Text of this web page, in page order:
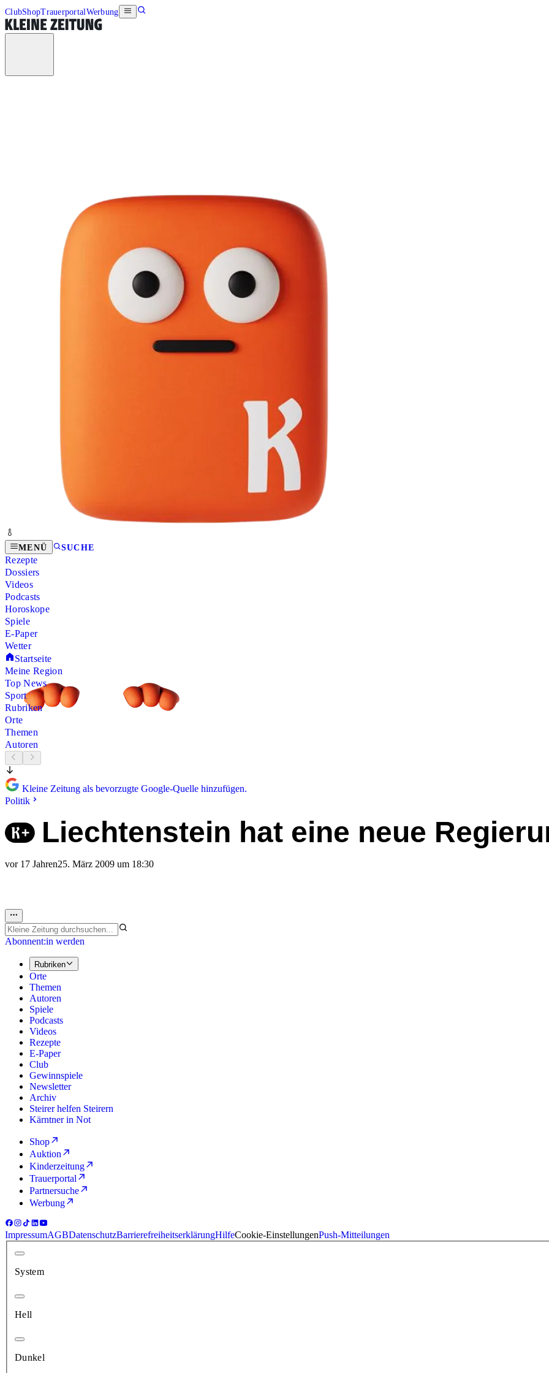
ClubShopTrauerportalWerbung
MENÜ SUCHE
Rezepte
Dossiers
Videos
Podcasts
Horoskope
Spiele
E-Paper
Wetter
Startseite
Meine Region
Top News
Sport
Rubriken
Orte
Themen
Autoren
Kleine Zeitung als bevorzugte Google-Quelle hinzufügen.
Politik
Liechtenstein hat eine neue
vor 17 Jahren25. März 2009 um 18:30
Abonnent:in werden
Rubriken
Orte
Themen
Autoren
Spiele
Podcasts
Videos
Rezepte
E-Paper
Club
Gewinnspiele
Newsletter
Archiv
Steirer helfen Steirern
Kärntner in Not
Shop
Auktion
Kinderzeitung
Trauerportal
Partnersuche
Werbung
ImpressumAGBDatenschutzBarrierefreiheitserklärungHilfeCookie-EinstellungenPush-Mitteilungen
System
Hell
Dunkel